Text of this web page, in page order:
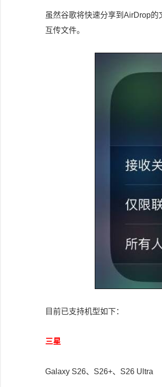
虽然谷歌将快速分享到AirDrop
互传文件。
目前已支持机型如下：
三星
Galaxy S26、S26+、S26 Ultra